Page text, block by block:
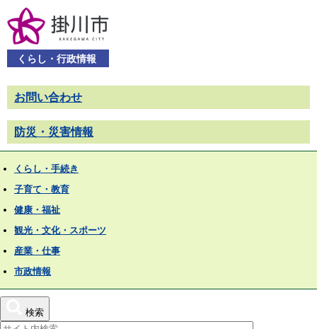
くらし・行政情報
お問い合わせ
防災・災害情報
くらし・手続き
子育て・教育
健康・福祉
観光・文化・スポーツ
産業・仕事
市政情報
検索